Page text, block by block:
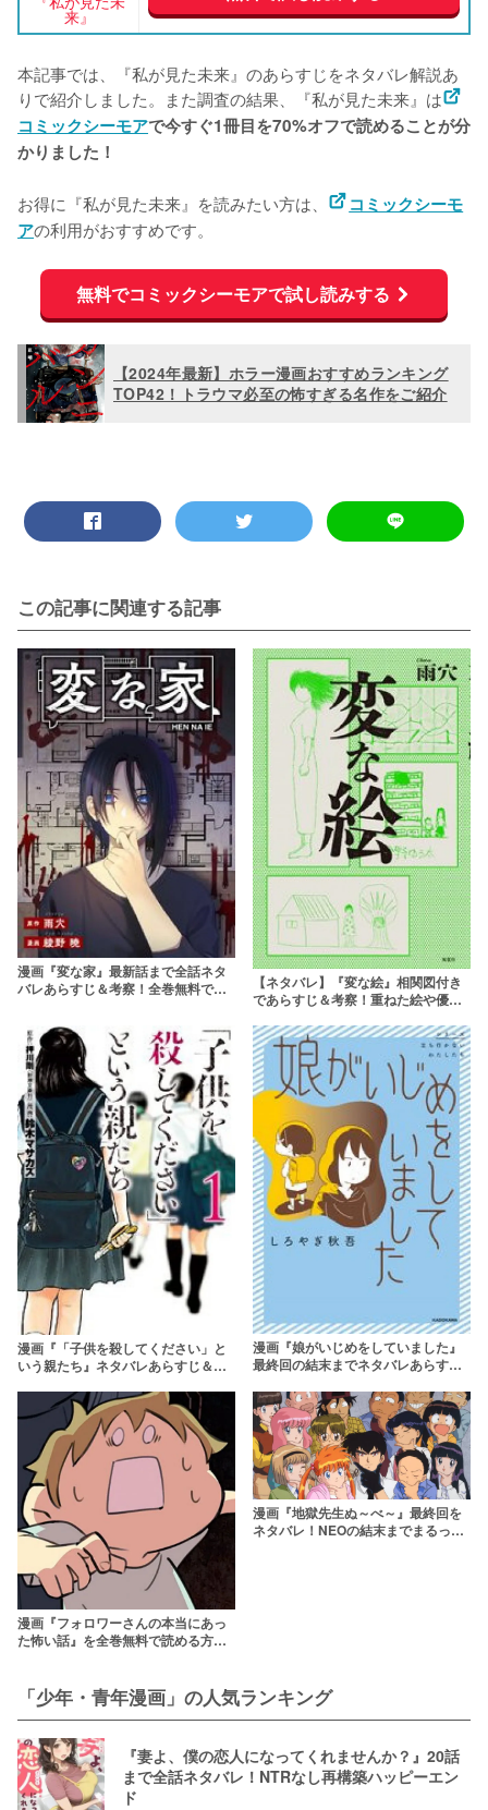
来』
本記事では、『私が見た未来』のあらすじをネタバレ解説あ
りで紹介しました。また調査の結果、『私が見た未来』は
コミックシーモアで今すぐ1冊目を70%オフで読めることが分
かりました！
お得に『私が見た未来』を読みたい方は、
コミックシーモ
アの利用がおすすめです。
無料でコミックシーモアで試し読みする
【2024年最新】ホラー漫画おすすめランキング
TOP42！トラウマ必至の怖すぎる名作をご紹介
この記事に関連する記事
漫画『変な家』最新話まで全話ネタ
バレあらすじ＆考察！全巻無料で読
【ネタバレ】『変な絵』相関図付き
であらすじ＆考察！重ねた絵や優太
漫画『「子供を殺してください」と
いう親たち』ネタバレあらすじ＆無
漫画『娘がいじめをしていました』
最終回の結末までネタバレあらすじ
rawやpdfで読める？
漫画『フォロワーさんの本当にあっ
た怖い話』を全巻無料で読める方法
吾】
漫画『地獄先生ぬ～べ～』最終回を
ネタバレ！NEOの結末までまるっと
「少年・青年漫画」の人気ランキング
『妻よ、僕の恋人になってくれませんか？』20話
まで全話ネタバレ！NTRなし再構築ハッピーエン
ド